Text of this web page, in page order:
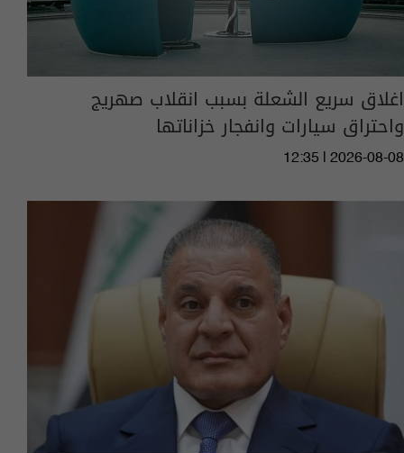
اغلاق سريع الشعلة بسبب انقلاب صهريج
واحتراق سيارات وانفجار خزاناتها
12:35 | 2026-08-08